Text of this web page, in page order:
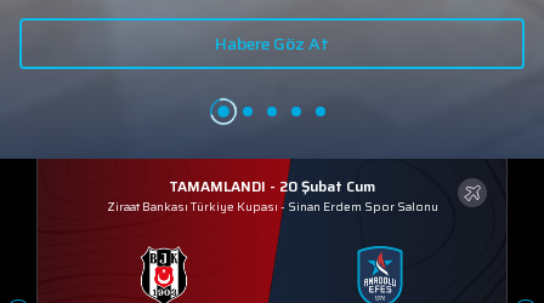
Habere Göz At
TAMAMLANDI - 20 Şubat Cum
Ziraat Bankası Türkiye Kupası - Sinan Erdem Spor Salonu